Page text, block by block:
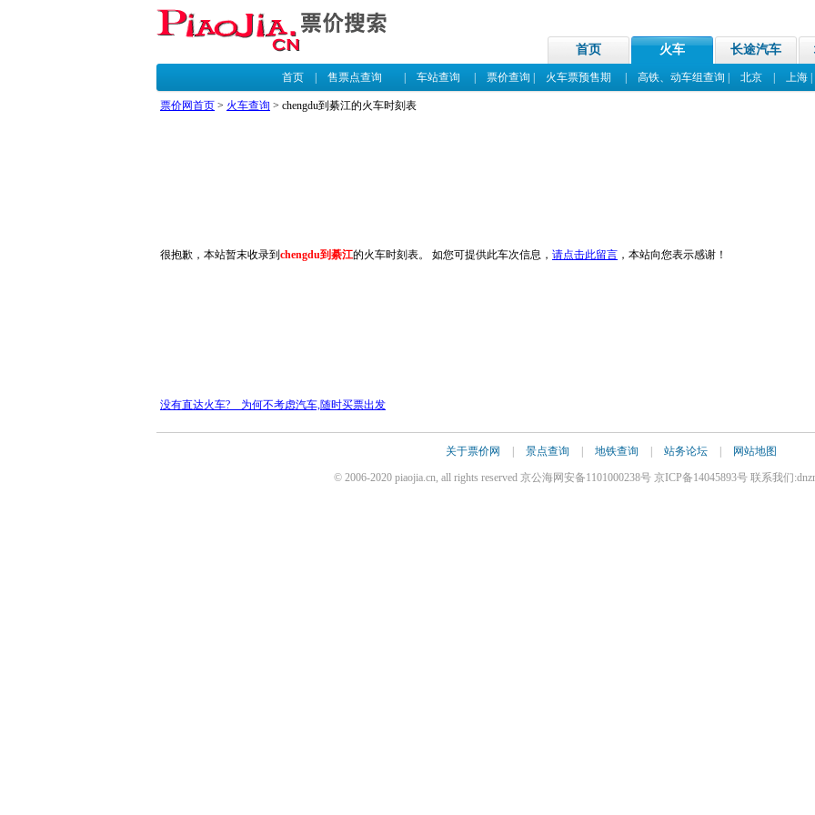
首页 火车 长途汽车
首页| 售票点查询 车站查询 票价查询 火车票预售期 高铁、动车组查询 北京| 上海
票价网首页 > 火车查询 > chengdu到綦江的火车时刻表
很抱歉，本站暂末收录到 chengdu到綦江的火车时刻表。 如您可提供此车次信息， 请点击此留言 ，本站向您表示感谢！
没有直达火车? 为何不考虑汽车,随时买票出发
关于票价网 景点查询 地铁查询 站务论坛 网站地图
© 2006-2020 piaojia.cn, all rights reserved 京公海网安备1101000238号 京ICP备14045893号 联系我们